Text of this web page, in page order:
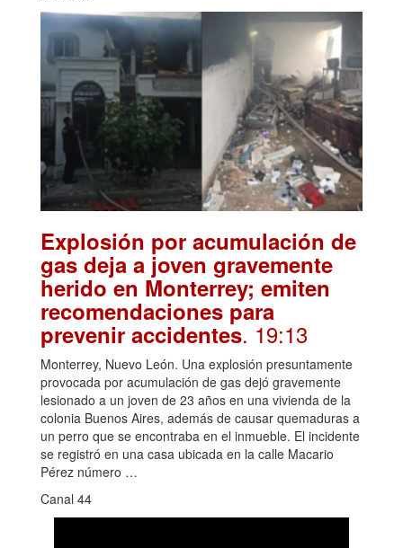
Explosión por acumulación de
gas deja a joven gravemente
herido en Monterrey; emiten
recomendaciones para
prevenir accidentes. 19:13
Monterrey, Nuevo León. Una explosión presuntamente
provocada por acumulación de gas dejó gravemente
lesionado a un joven de 23 años en una vivienda de la
colonia Buenos Aires, además de causar quemaduras a
un perro que se encontraba en el inmueble. El incidente
se registró en una casa ubicada en la calle Macario
Pérez número …
Canal 44